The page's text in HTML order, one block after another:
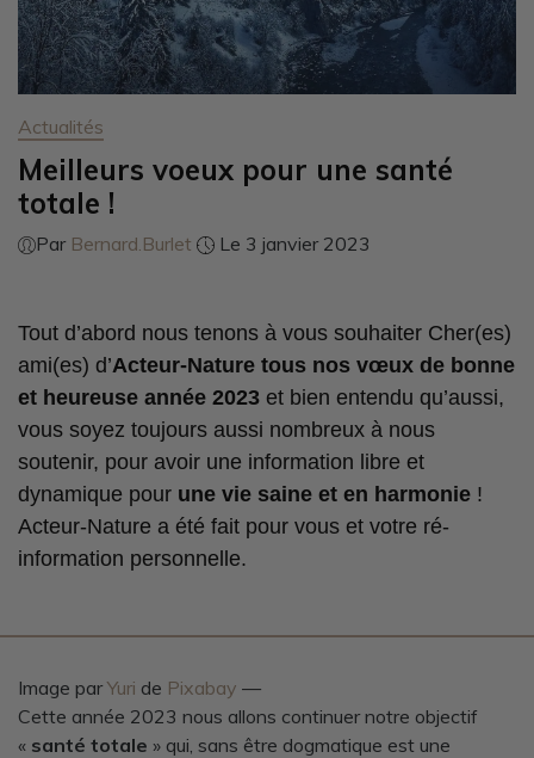
Actualités
Meilleurs voeux pour une santé
totale !
Par Bernard.Burlet Le 3 janvier 2023
Tout d’abord nous tenons à vous souhaiter Cher(es)
ami(es) d’Acteur-Nature tous nos vœux de bonne
et heureuse année 2023 et bien entendu qu’aussi,
vous soyez toujours aussi nombreux à nous
soutenir, pour avoir une information libre et
dynamique pour une vie saine et en harmonie !
Acteur-Nature a été fait pour vous et votre ré-
information personnelle.
Image par Yuri de Pixabay —
Cette année 2023 nous allons continuer notre objectif
« santé totale » qui, sans être dogmatique est une